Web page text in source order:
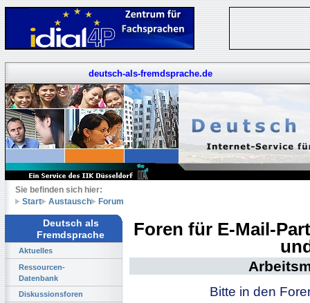
deutsch-als-fremdsprache.de
Sie befinden sich hier:
Start
Austausch Forum
Deutsch als
Fremdsprache
Aktuelles
Ressourcen-
Datenbank
Diskussionsforen
Foren für E-Mail-
Bitte in den